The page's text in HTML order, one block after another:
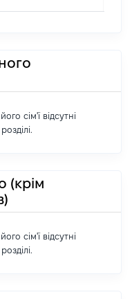
сім'ї відсутні
(крім
сім'ї відсутні